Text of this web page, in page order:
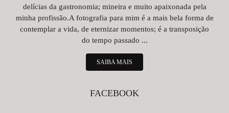
delícias da gastronomia; mineira e muito apaixonada pela
minha profissão.A fotografia para mim é a mais bela forma de
contemplar a vida, de eternizar momentos; é a transposição
do tempo passado ...
SAIBA MAIS
FACEBOOK